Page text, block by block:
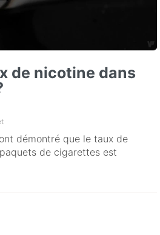
de nicotine dans
démontré que le taux de
de cigarettes est